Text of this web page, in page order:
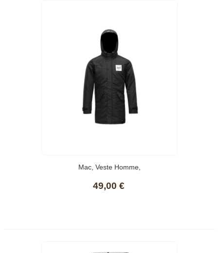
Mac, Veste Homme,
49,00 €